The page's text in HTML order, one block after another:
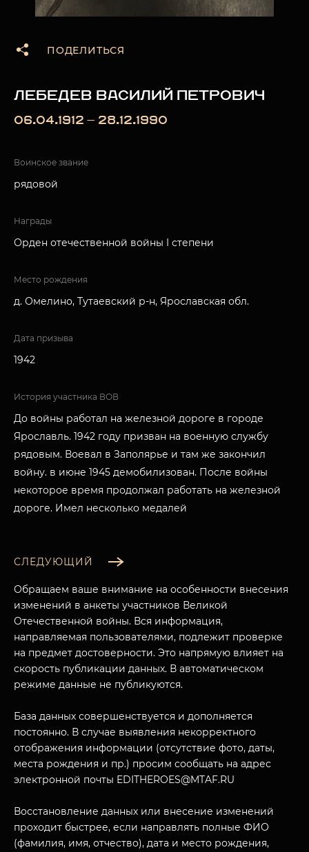
МУЗЕЙНЫЙ КОМПЛЕКС
ПОСЕТИТЕЛЯМ
О НАС
НАЗАД
ПОДЕЛИТЬСЯ
ЛЕБЕДЕВ ВАСИЛИЙ ПЕТРОВИЧ
06.04.1912 — 28.12.1990
Воинское звание
рядовой
Награды
Орден отечественной войны I степени
Место рождения
д. Омелино, Тутаевский р-н, Ярославская обл.
Дата призыва
1942
История участника ВОВ
До войны работал на железной дороге в городе
Ярославль. 1942 году призван на военную службу
рядовым. Воевал в Заполярье и там же закончил
войну. в июне 1945 демобилизован. После войны
некоторое время продолжал работать на железной
дороге. Имел несколько медалей
СЛЕДУЮЩИЙ
Обращаем ваше внимание на особенности внесения
изменений в анкеты участников Великой
Отечественной войны. Вся информация,
направляемая пользователями, подлежит проверке
на предмет достоверности. Это напрямую влияет на
скорость публикации данных. В автоматическом
режиме данные не публикуются.
База данных совершенствуется и дополняется
постоянно. В случае выявления некорректного
отображения информации (отсутствие фото, даты,
места рождения и пр.) просим сообщать на адрес
электронной почты EDITHEROES@MTAF.RU
Восстановление данных или внесение изменений
проходит быстрее, если направлять полные ФИО
(фамилия, имя, отчество), дата и место рождения,